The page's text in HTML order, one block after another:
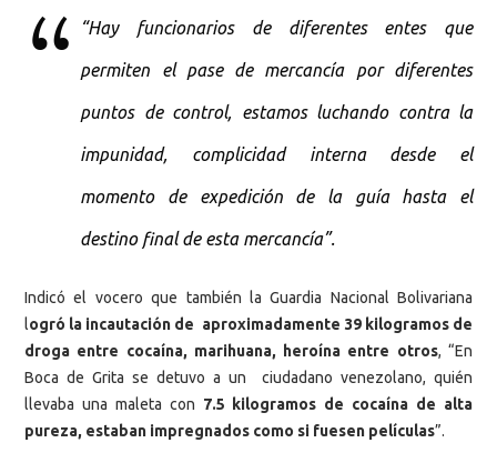
“Hay funcionarios de diferentes entes que
permiten el pase de mercancía por diferentes
puntos de control, estamos luchando contra la
impunidad, complicidad interna desde el
momento de expedición de la guía hasta el
destino final de esta mercancía”.
Indicó el vocero que también la Guardia Nacional Bolivariana
logró la incautación de aproximadamente 39 kilogramos de
droga entre cocaína, marihuana, heroína entre otros, “En
Boca de Grita se detuvo a un ciudadano venezolano, quién
llevaba una maleta con 7.5 kilogramos de cocaína de alta
pureza, estaban impregnados como si fuesen películas”.